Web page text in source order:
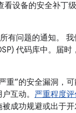
设备的安全补丁
有问题的通知。
代码库中。届
重”的安全漏洞，
互动。 严重程度
成功规避或出于开